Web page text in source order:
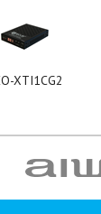
XTI1CG2